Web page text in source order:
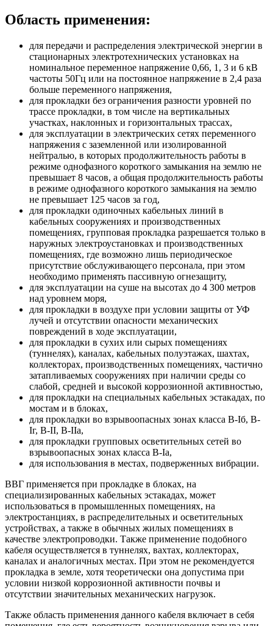
Область применения:
для передачи и распределения электрической энергии в
стационарных электротехнических установках на
номинальное переменное напряжение 0,66, 1, 3 и 6 кВ
частоты 50Гц или на постоянное напряжение в 2,4 раза
больше переменного напряжения,
для прокладки без ограничения разности уровней по
трассе прокладки, в том числе на вертикальных
участках, наклонных и горизонтальных трассах,
для эксплуатации в электрических сетях переменного
напряжения с заземленной или изолированной
нейтралью, в которых продолжительность работы в
режиме однофазного короткого замыкания на землю не
превышает 8 часов, а общая продолжительность работы
в режиме однофазного короткого замыкания на землю
не превышает 125 часов за год,
для прокладки одиночных кабельных линий в
кабельных сооружениях и производственных
помещениях, групповая прокладка разрешается только в
наружных электроустановках и производственных
помещениях, где возможно лишь периодическое
присутствие обслуживающего персонала, при этом
необходимо применять пассивную огнезащиту,
для эксплуатации на суше на высотах до 4 300 метров
над уровнем моря,
для прокладки в воздухе при условии защиты от УФ
лучей и отсутствии опасности механических
повреждений в ходе эксплуатации,
для прокладки в сухих или сырых помещениях
(туннелях), каналах, кабельных полуэтажах, шахтах,
коллекторах, производственных помещениях, частично
затапливаемых сооружениях при наличии среды со
слабой, средней и высокой коррозионной активностью,
для прокладки на специальных кабельных эстакадах, по
мостам и в блоках,
для прокладки во взрывоопасных зонах класса B-Iб, B-
Iг, В-II, В-IIа,
для прокладки групповых осветительных сетей во
взрывоопасных зонах класса В-Iа,
для использования в местах, подверженных вибрации.
ВВГ применяется при прокладке в блоках, на
специализированных кабельных эстакадах, может
использоваться в промышленных помещениях, на
электростанциях, в распределительных и осветительных
устройствах, а также в обычных жилых помещениях в
качестве электропроводки. Также применение подобного
кабеля осуществляется в туннелях, вахтах, коллекторах,
каналах и аналогичных местах. При этом не рекомендуется
прокладка в земле, хотя теоретически она допустима при
условии низкой коррозионной активности почвы и
отсутствии значительных механических нагрузок.
Также область применения данного кабеля включает в себя